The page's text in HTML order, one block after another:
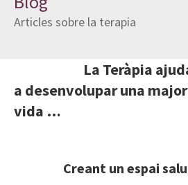
Articles sobre la terapia
La Teràpia ajuda a
a desenvolupar una
vida …
Creant un espai